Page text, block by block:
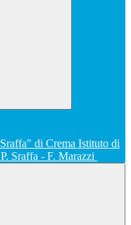
Istituto di
P. Sraffa - F. Marazzi